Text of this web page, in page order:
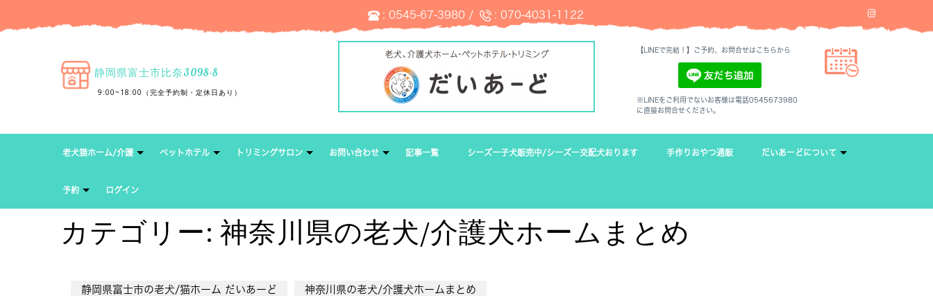
: 0545-67-3980 / : 070-4031-1122
静岡県富士市比奈3098-8
9:00~18:00（完全予約制・定休日あり）
【LINEで完結！】ご予約、お問合せはこちらから
※LINEをご利用でないお客様は電話0545673980
に直接お問合せください。
老犬猫ホーム/介護 ペットホテル トリミングサロン お問い合わせ 記事一覧 シーズー子犬販売中/シーズー交配犬おります 手作りおやつ通販 だいあーどについて
予約 ログイン
カテゴリー: 神奈川県の老犬/介護犬ホームまとめ
静岡県富士市の老犬/猫ホーム だいあーど 神奈川県の老犬/介護犬ホームまとめ